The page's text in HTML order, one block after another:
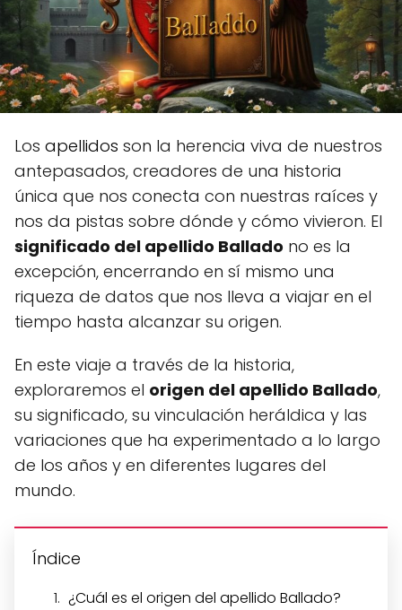
Los apellidos son la herencia viva de nuestros
antepasados, creadores de una historia
única que nos conecta con nuestras raíces y
nos da pistas sobre dónde y cómo vivieron. El
significado del apellido Ballado no es la
excepción, encerrando en sí mismo una
riqueza de datos que nos lleva a viajar en el
tiempo hasta alcanzar su origen.
En este viaje a través de la historia,
exploraremos el origen del apellido Ballado,
su significado, su vinculación heráldica y las
variaciones que ha experimentado a lo largo
de los años y en diferentes lugares del
mundo.
Índice
¿Cuál es el origen del apellido Ballado?